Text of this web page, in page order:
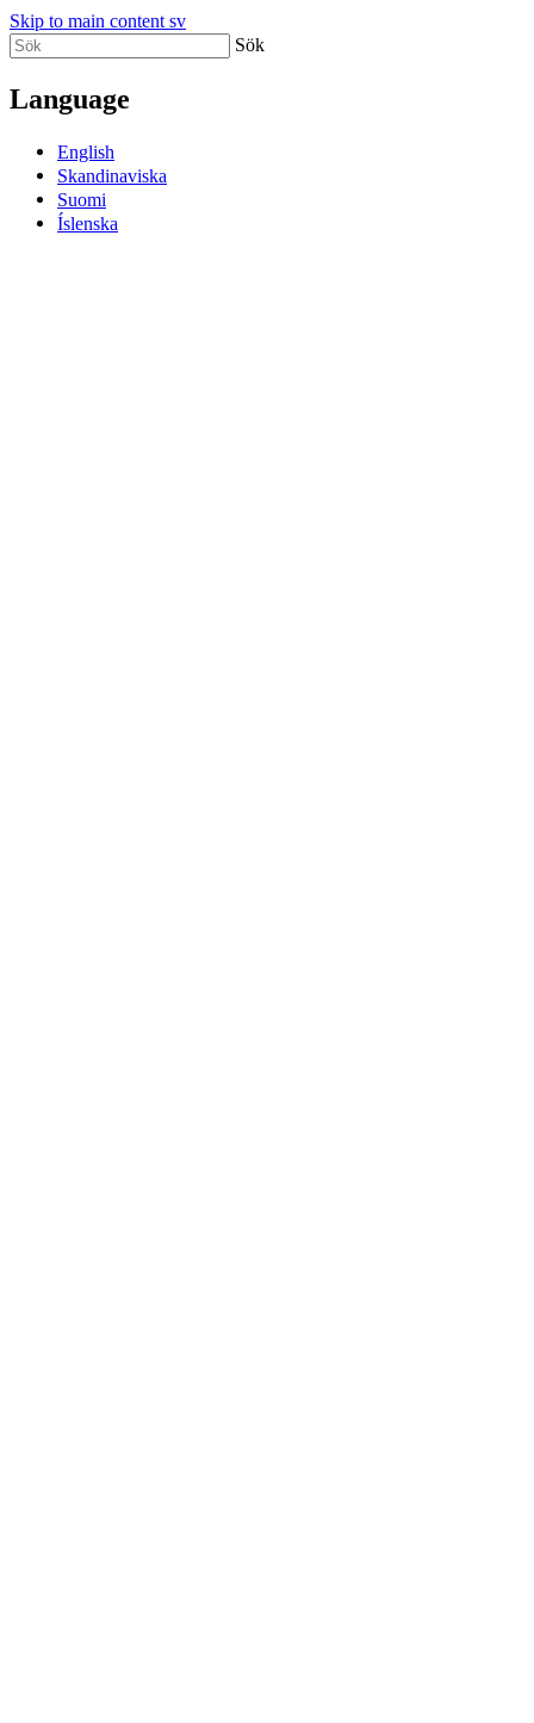
Skip to main content sv
Sök
Language
English
Skandinaviska
Suomi
Íslenska